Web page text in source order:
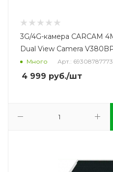
3G/4G-камера CARCAM
Dual View Camera
Много Арт.:
4 999 руб./шт